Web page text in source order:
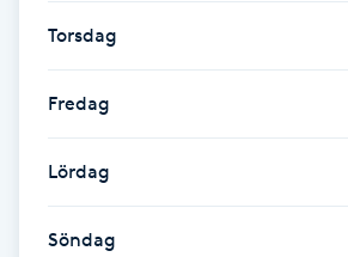
Face framing
Faceliftmassage
Fet hårbotten
Torsdag
Fredag
Lördag
Söndag